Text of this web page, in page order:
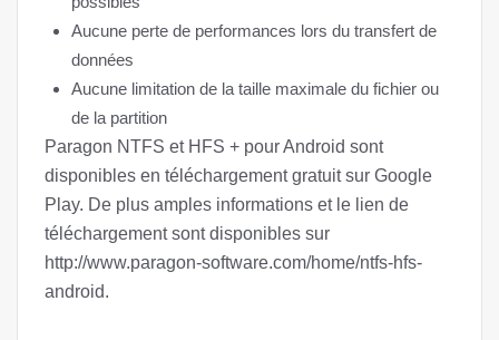
Aucune perte de performances lors du transfert de
données
Aucune limitation de la taille maximale du fichier ou
de la partition
Paragon NTFS et HFS + pour Android sont
disponibles en téléchargement gratuit sur Google
Play. De plus amples informations et le lien de
téléchargement sont disponibles sur
http://www.paragon-software.com/home/ntfs-hfs-
android.